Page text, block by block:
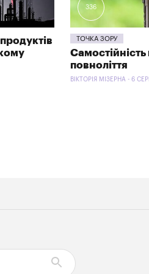
336
ТОЧКА ЗОРУ
повноліття
ВІКТОРІЯ МІЗЕРНА - 6